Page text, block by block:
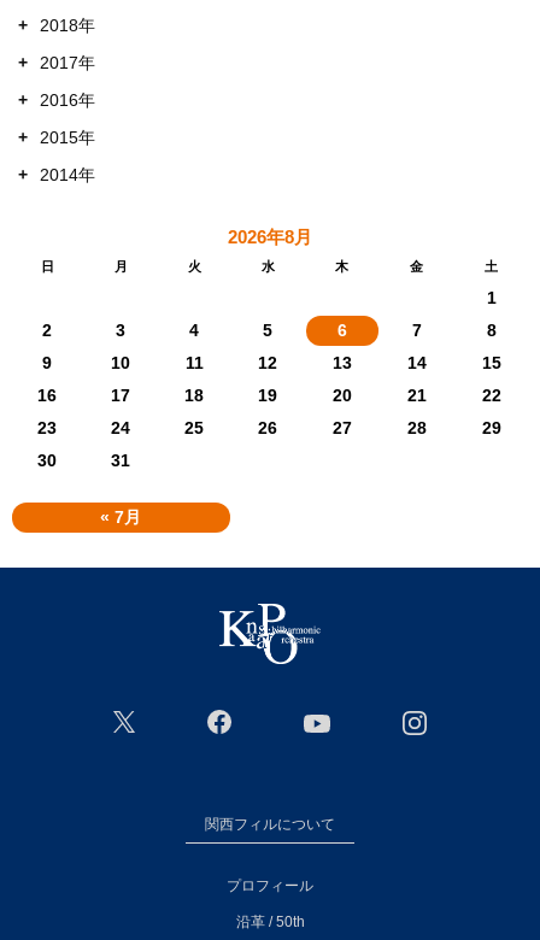
+
2018年
+
2017年
+
2016年
+
2015年
+
2014年
2026年8月
日 月 火 水 木 金 土
« 7月
1
2
3 4 5 6 7
8
9
10 11 12 13 14
15
16
17 18 19 20 21
22
23
24 25 26 27 28
29
30
31
関西フィルについて
プロフィール
沿革 / 50th